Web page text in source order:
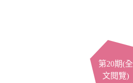
第19期(單
篇閱覽)